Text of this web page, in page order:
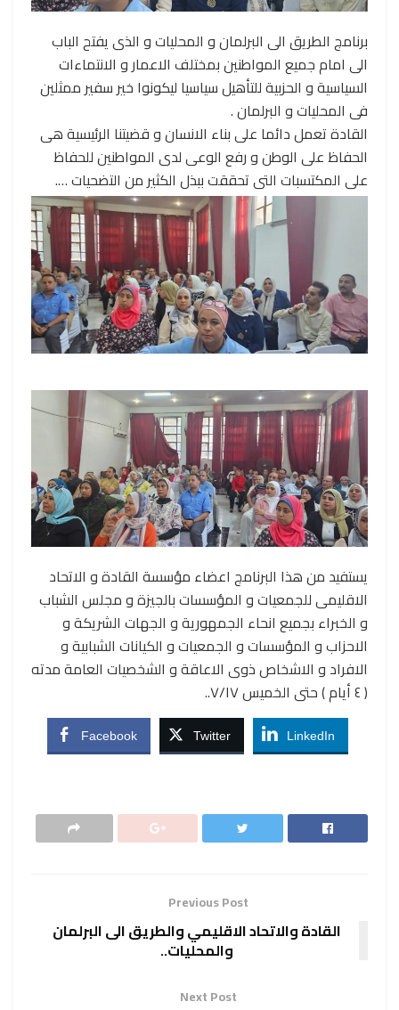
برنامج الطريق الى البرلمان و المحليات و الذى يفتح الباب
الى امام جميع المواطنين بمختلف الاعمار و الانتماءات
السياسية و الحزبية للتأهيل سياسيا ليكونوا خير سفير ممثلين
فى المحليات و البرلمان .
القادة تعمل دائما على بناء الانسان و قضيتنا الرئيسية هى
الحفاظ على الوطن و رفع الوعى لدى المواطنين للحفاظ
على المكتسبات التى تحققت ببذل الكثير من التضحيات ….
يستفيد من هذا البرنامج اعضاء مؤسسة القادة و الاتحاد
الاقليمى للجمعيات و المؤسسات بالجيزة و مجلس الشباب
و الخبراء بجميع انحاء الجمهورية و الجهات الشريكة و
الاحزاب و المؤسسات و الجمعيات و الكيانات الشبابية و
الافراد و الاشخاص ذوى الاعاقة و الشخصيات العامة مدته
( ٤ أيام ) حتى الخميس ٧/١٧..
Facebook Twitter LinkedIn
Previous Post
القادة والاتحاد الاقليمي والطريق الى البرلمان
والمحليات..
Next Post